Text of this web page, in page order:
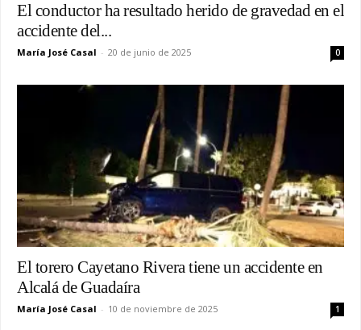
El conductor ha resultado herido de gravedad en el
accidente del...
María José Casal - 20 de junio de 2025 0
El torero Cayetano Rivera tiene un accidente en
Alcalá de Guadaíra
María José Casal - 10 de noviembre de 2025 1